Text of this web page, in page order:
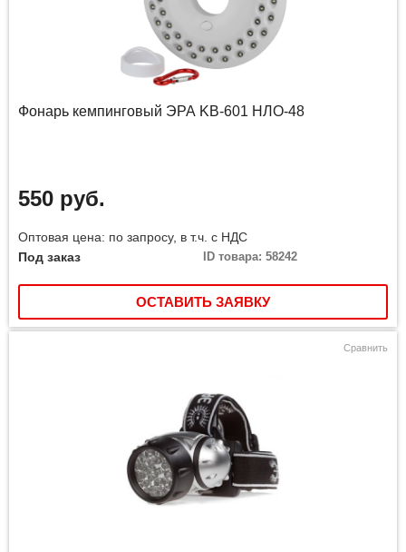
Фонарь кемпинговый ЭРА KB-601 НЛО-48
550 руб.
Оптовая цена: по запросу, в т.ч. с НДС
Под заказ
ID товара: 58242
ОСТАВИТЬ ЗАЯВКУ
Сравнить